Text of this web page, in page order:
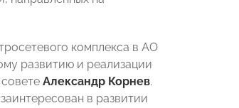
комплекса в АО
развитию и реализации
Александр Корнев.
в развитии